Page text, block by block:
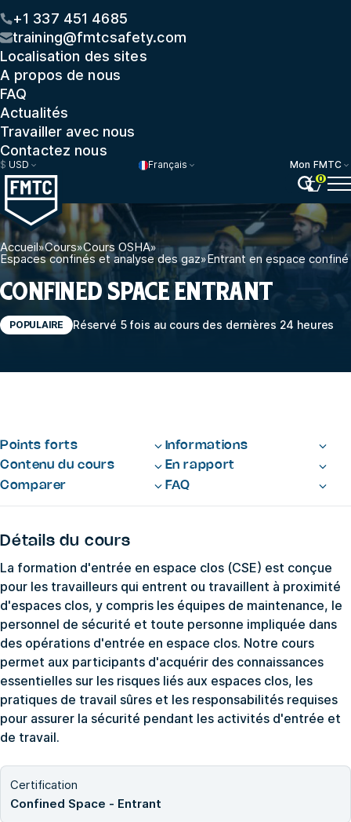
+1 337 451 4685
training@fmtcsafety.com
Localisation des sites
A propos de nous
FAQ
Actualités
Travailler avec nous
Contactez nous
$ USD Français
Mon FMTC
0
Accueil»Cours»Cours OSHA»
Espaces confinés et analyse des gaz»Entrant en espace confiné
CONFINED SPACE ENTRANT
POPULAIRE Réservé 5 fois au cours des dernières 24 heures
Points forts
Informations
Contenu du cours
En rapport
Comparer
FAQ
Détails du cours
La formation d'entrée en espace clos (CSE) est conçue
pour les travailleurs qui entrent ou travaillent à proximité
d'espaces clos, y compris les équipes de maintenance, le
personnel de sécurité et toute personne impliquée dans
des opérations d'entrée en espace clos. Notre cours
permet aux participants d'acquérir des connaissances
essentielles sur les risques liés aux espaces clos, les
pratiques de travail sûres et les responsabilités requises
pour assurer la sécurité pendant les activités d'entrée et
de travail.
Certification
Confined Space - Entrant